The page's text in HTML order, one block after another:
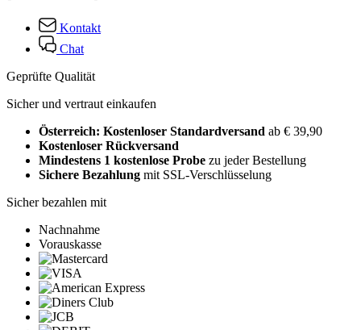
Kontakt
Chat
Geprüfte Qualität
Sicher und vertraut einkaufen
Österreich: Kostenloser Standardversand ab € 39,90
Kostenloser Rückversand
Mindestens 1 kostenlose Probe zu jeder Bestellung
Sichere Bezahlung mit SSL-Verschlüsselung
Sicher bezahlen mit
Nachnahme
Vorauskasse